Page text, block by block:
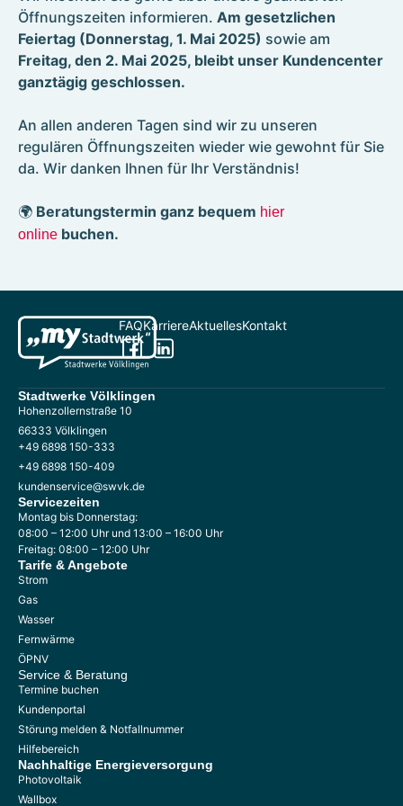
Kontakt
Umzugsservice
Formulare
Photovoltaik
Referenzen
Wallboxen
E-Mobilität für Völklingen
Öffnungszeiten informieren. Am gesetzlichen
Feiertag (Donnerstag, 1. Mai 2025) sowie am
Freitag, den 2. Mai 2025, bleibt unser Kundencenter
ganztägig geschlossen.
An allen anderen Tagen sind wir zu unseren
regulären Öffnungszeiten wieder wie gewohnt für Sie
da. Wir danken Ihnen für Ihr Verständnis!
🌍 Beratungstermin ganz bequem hier
online buchen.
FAQKarriereAktuellesKontakt
Stadtwerke Völklingen
Hohenzollernstraße 10
66333 Völklingen
+49 6898 150-333
+49 6898 150-409
kundenservice@swvk.de
Servicezeiten
Montag bis Donnerstag:
08:00 – 12:00 Uhr und 13:00 – 16:00 Uhr
Freitag: 08:00 – 12:00 Uhr
Tarife & Angebote
Strom
Gas
Wasser
Fernwärme
ÖPNV
Service & Beratung
Termine buchen
Kundenportal
Störung melden & Notfallnummer
Hilfebereich
Nachhaltige Energieversorgung
Photovoltaik
Wallbox